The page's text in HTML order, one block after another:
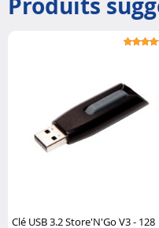
Clé USB 3.2 Store'N'Go V3 - 128